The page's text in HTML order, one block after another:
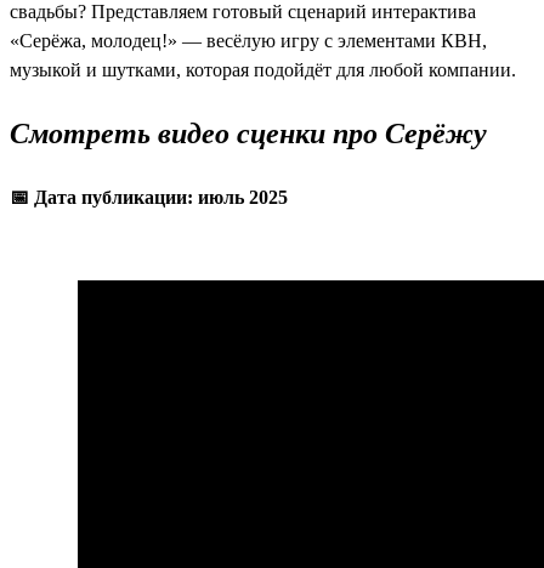
свадьбы? Представляем готовый сценарий интерактива
«Серёжа, молодец!» — весёлую игру с элементами КВН,
музыкой и шутками, которая подойдёт для любой компании.
Смотреть видео сценки про Серёжу
📅 Дата публикации: июль 2025